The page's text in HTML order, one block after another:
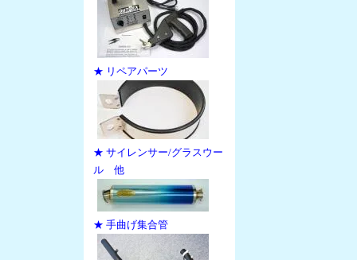
★ リペアパーツ
★ サイレンサー/グラスウー
ル 他
★ 手曲げ集合管